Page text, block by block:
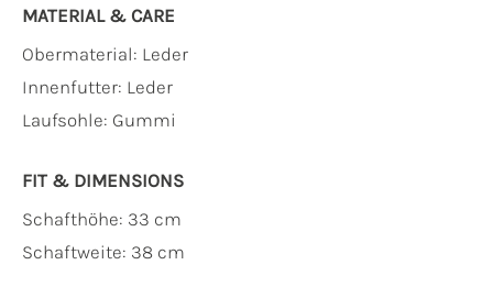
MATERIAL & CARE
Obermaterial: Leder
Innenfutter: Leder
Laufsohle: Gummi
FIT & DIMENSIONS
Schafthöhe: 33 cm
Schaftweite: 38 cm